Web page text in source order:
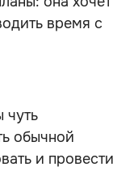
время с
чуть
обычной
и провести